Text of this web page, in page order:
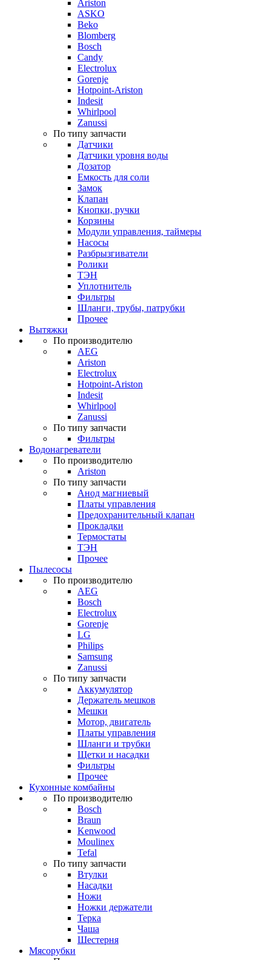
Ariston
ASKO
Beko
Blomberg
Bosch
Candy
Electrolux
Gorenje
Hotpoint-Ariston
Indesit
Whirlpool
Zanussi
По типу запчасти
Датчики
Датчики уровня воды
Дозатор
Емкость для соли
Замок
Клапан
Кнопки, ручки
Корзины
Модули управления, таймеры
Насосы
Разбрызгиватели
Ролики
ТЭН
Уплотнитель
Фильтры
Шланги, трубы, патрубки
Прочее
Вытяжки
По производителю
AEG
Ariston
Electrolux
Hotpoint-Ariston
Indesit
Whirlpool
Zanussi
По типу запчасти
Фильтры
Водонагреватели
По производителю
Ariston
По типу запчасти
Анод магниевый
Платы управления
Предохранительный клапан
Прокладки
Термостаты
ТЭН
Прочее
Пылесосы
По производителю
AEG
Bosch
Electrolux
Gorenje
LG
Philips
Samsung
Zanussi
По типу запчасти
Аккумулятор
Держатель мешков
Мешки
Мотор, двигатель
Платы управления
Шланги и трубки
Щетки и насадки
Фильтры
Прочее
Кухонные комбайны
По производителю
Bosch
Braun
Kenwood
Moulinex
Tefal
По типу запчасти
Втулки
Насадки
Ножи
Ножки держатели
Терка
Чаша
Шестерня
Мясорубки